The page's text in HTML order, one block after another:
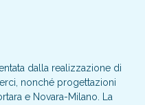
dalla realizzazione di
nonché progettazioni
e Novara-Milano. La